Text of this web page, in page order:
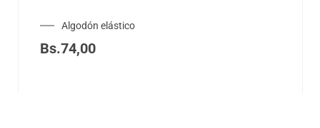
Algodón elástico
Bs.74,00